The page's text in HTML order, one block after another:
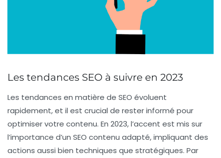
Les tendances SEO à suivre en 2023
Les tendances en matière de SEO évoluent
rapidement, et il est crucial de rester informé pour
optimiser votre contenu. En 2023, l’accent est mis sur
l’importance d’un SEO contenu adapté, impliquant des
actions aussi bien techniques que stratégiques. Par